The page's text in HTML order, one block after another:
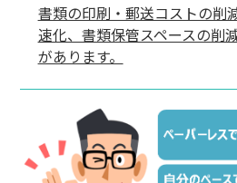
書類の印刷・郵送コストの削
速化、書類保管スペースの削
があります。